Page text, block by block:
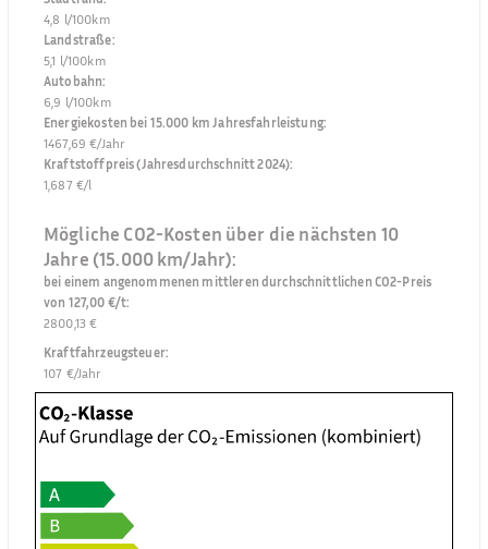
4,8 l/100km
Landstraße:
5,1 l/100km
Autobahn:
6,9 l/100km
Energiekosten bei 15.000 km Jahresfahrleistung:
1467,69 €/Jahr
Kraftstoffpreis (Jahresdurchschnitt 2024):
1,687 €/l
Mögliche CO2-Kosten über die nächsten 10
Jahre (15.000 km/Jahr):
bei einem angenommenen mittleren durchschnittlichen CO2-Preis
von 127,00 €/t:
2800,13 €
Kraftfahrzeugsteuer:
107 €/Jahr